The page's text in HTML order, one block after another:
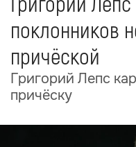
поклонников
причёской
Григорий Лепс
причёску